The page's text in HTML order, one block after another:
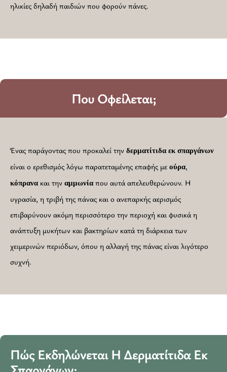
ηλικίες δηλαδή παιδιών που φορούν πάνες.
Ένας παράγοντας που προκαλεί την δερματίτιδα εκ σπαργάνων
είναι ο ερεθισμός λόγω παρατεταμένης επαφής με ούρα,
κόπρανακαι την αμμωνίαπου αυτά απελευθερώνουν. Η
υγρασία, η τριβή της πάνας και ο ανεπαρκής αερισμός
επιβαρύνουν ακόμη περισσότερο την περιοχή και φυσικά η
ανάπτυξη μυκήτων και βακτηρίων κατά τη διάρκεια των
χειμερινών περιόδων, όπου η αλλαγή της πάνας είναι λιγότερο
συχνή.
Που Οφείλεται;
Πώς Εκδηλώνεται Η Δερματίτιδα Εκ